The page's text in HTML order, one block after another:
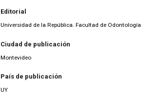
Editorial
Universidad de la República. Facultad de Odontología
Ciudad de publicación
Montevideo
País de publicación
UY